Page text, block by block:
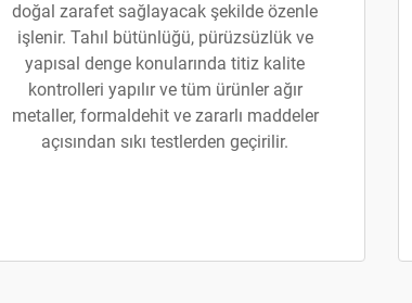
doğal zarafet sağlayacak şekilde özenle
işlenir. Tahıl bütünlüğü, pürüzsüzlük ve
yapısal denge konularında titiz kalite
kontrolleri yapılır ve tüm ürünler ağır
metaller, formaldehit ve zararlı maddeler
açısından sıkı testlerden geçirilir.